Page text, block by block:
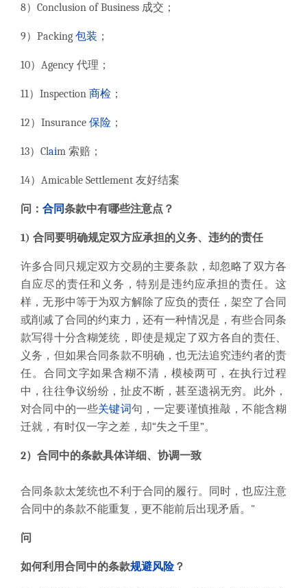
8）Conclusion of Business 成交；
9）Packing 包装 ；
10）Agency 代理；
11）Inspection 商检 ；
12）Insurance 保险 ；
13）Claim 索赔；
14）Amicable Settlement 友好结案
问： 合同条款中有哪些注意点？
1) 合同要明确规定双方应承担的义务、违约的责任
许多合同只规定双方交易的主要条款，却忽略了双方各
自应尽的责任和义务，特别是违约应承担的责任。这
样，无形中等于为双方解除了应负的责任，架空了合同
或削减了合同的约束力，还有一种情况是，有些合同条
款写得十分含糊笼统，即使是规定了双方各自的责任、
义务，但如果合同条款不明确，也无法追究违约者的责
任。合同文字如果含糊不清，模棱两可，在执行过程
中，往往争议纷纷，扯皮不断，甚至遗祸无穷。此外，
对合同中的一些关键词句，一定要谨慎推敲，不能含糊
迁就，有时仅一字之差，却“失之千里”。
2）合同中的条款具体详细、协调一致
合同条款太笼统也不利于合同的履行。同时，也应注意
合同中的条款不能重复，更不能前后出现矛盾。"
问
如何利用合同中的条款规避风险？